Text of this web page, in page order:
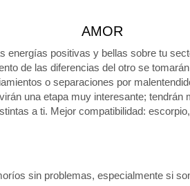
AMOR
energías positivas y bellas sobre tu
de las diferencias del otro se
o separaciones por
una etapa muy interesante; tendrán
a ti. Mejor compatibilidad:
sin problemas, especialmente si